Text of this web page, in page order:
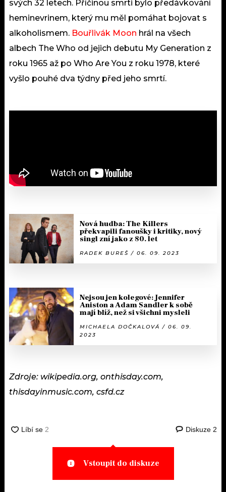
svých 32 letech. Příčinou smrti bylo předávkování
heminevrinem, který mu měl pomáhat bojovat s
alkoholismem. Bouřlivák Moon hrál na všech
albech The Who od jejich debutu My Generation z
roku 1965 až po Who Are You z roku 1978, které
vyšlo pouhé dva týdny před jeho smrtí.
Nová hudba: The Killers
překvapili fanoušky i kritiky, nový
singl zní jako z 80. let
RADEK BUREŠ / 06. 09. 2023
Nejsou jen kolegové: Jennifer
Aniston a Adam Sandler k sobě
mají blíž, než si všichni mysleli
MICHAELA DOČKALOVÁ / 06. 09.
2023
Zdroje: wikipedia.org, onthisday.com,
thisdayinmusic.com, csfd.cz
Diskuze 2
Vstoupit do diskuze